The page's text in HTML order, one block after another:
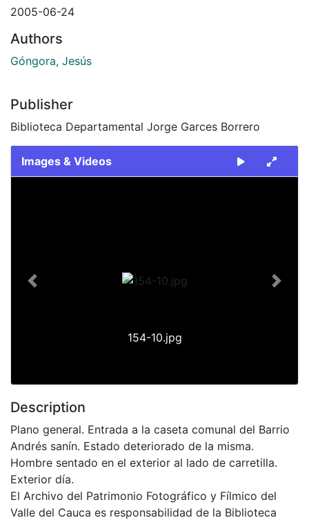
2005-06-24
Authors
Góngora, Jesús
Publisher
Biblioteca Departamental Jorge Garces Borrero
Images & Videos
154-10.jpg
Previous Next
Description
Plano general. Entrada a la caseta comunal del Barrio
Andrés sanín. Estado deteriorado de la misma.
Hombre sentado en el exterior al lado de carretilla.
Exterior día.
El Archivo del Patrimonio Fotográfico y Fílmico del
Valle del Cauca es responsabilidad de la Biblioteca